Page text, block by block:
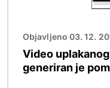
Objavljeno 03. 12.
Video
generiran je